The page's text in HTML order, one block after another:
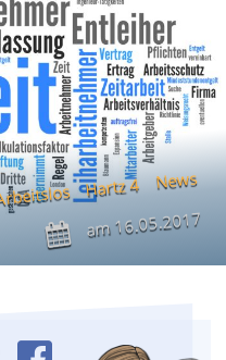
Hartz 4 News
am16.05.2017